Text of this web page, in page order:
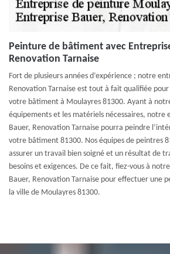
Peinture de bâtiment avec
Renovation Tarnaise
Fort de plusieurs années d’expérience ; notre
Renovation Tarnaise est tout à fait qualifiée
votre bâtiment à Moulayres 81300. Ayant à
équipements et les matériels nécessaires, notre
Bauer, Renovation Tarnaise pourra peindre
votre bâtiment 81300. Nos équipes de peintres
assurer un travail bien soigné et un résultat de
besoins et exigences. De ce fait, fiez-vous à
Bauer, Renovation Tarnaise pour effectuer une
la ville de Moulayres 81300.